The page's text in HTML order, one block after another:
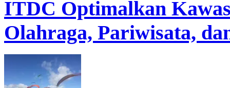
ITDC Optimalkan
Olahraga, Pariwisata,